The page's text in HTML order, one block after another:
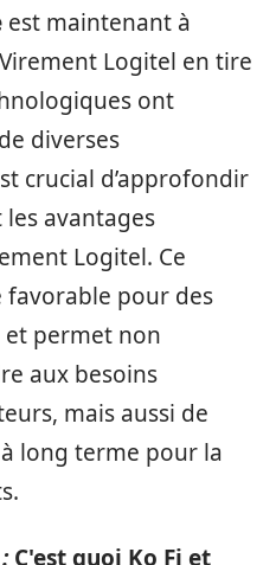
est maintenant à
Logitel en tire
ont
diverses
crucial d’approfondir
avantages
Logitel. Ce
favorable pour des
et permet non
aux besoins
mais aussi de
long terme pour la
C'est quoi Ko Fi et